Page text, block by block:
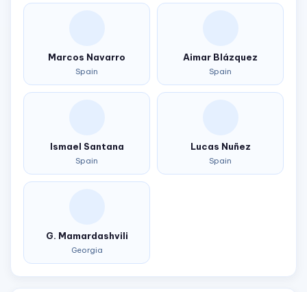
Marcos Navarro
Spain
Aimar Blázquez
Spain
Ismael Santana
Spain
Lucas Nuñez
Spain
G. Mamardashvili
Georgia